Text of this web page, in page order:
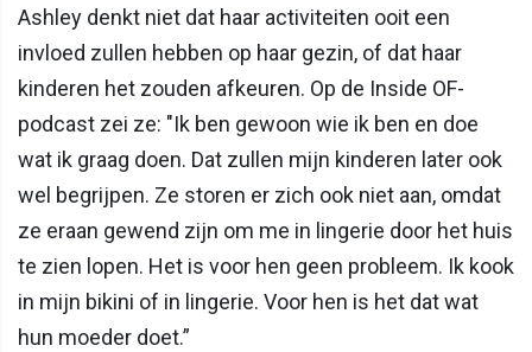
Ashley denkt niet dat haar activiteiten ooit een
invloed zullen hebben op haar gezin, of dat haar
kinderen het zouden afkeuren. Op de Inside OF-
podcast zei ze: "Ik ben gewoon wie ik ben en doe
wat ik graag doen. Dat zullen mijn kinderen later ook
wel begrijpen. Ze storen er zich ook niet aan, omdat
ze eraan gewend zijn om me in lingerie door het huis
te zien lopen. Het is voor hen geen probleem. Ik kook
in mijn bikini of in lingerie. Voor hen is het dat wat
hun moeder doet.”